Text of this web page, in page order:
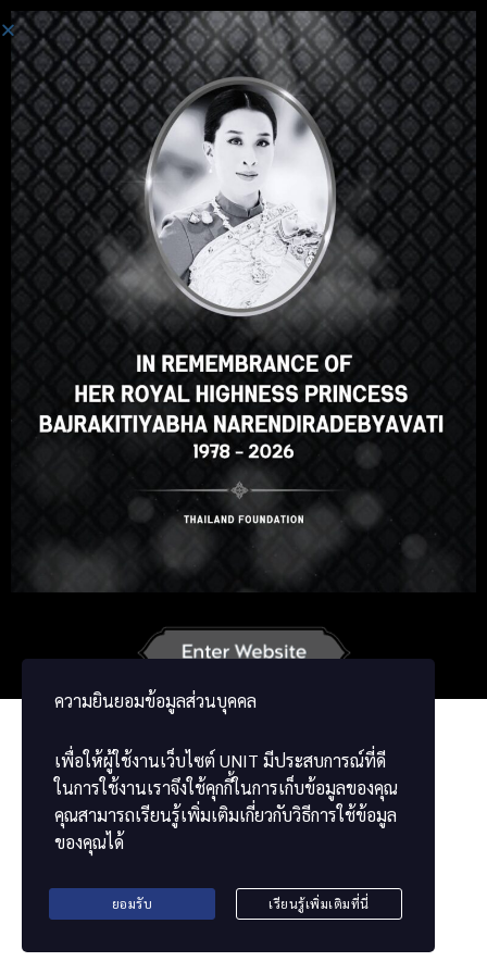
登录
嘿，那不错，对吧？您喜欢这
门课程吗？
登记课程
ความยินยอมข้อมูลส่วนบุคคล
เพื่อให้ผู้ใช้งานเว็บไซต์ UNIT มีประสบการณ์ที่ดี
ในการใช้งานเราจึงใช้คุกกี้ในการเก็บข้อมูลของคุณ
คุณสามารถเรียนรู้เพิ่มเติมเกี่ยวกับวิธีการใช้ข้อมูล
ของคุณได้
ยอมรับ เรียนรู้เพิ่มเติมที่นี่
Select your language
English ภาษาไทย
Korean Japanese
Vietnamese
ខ្មែរ